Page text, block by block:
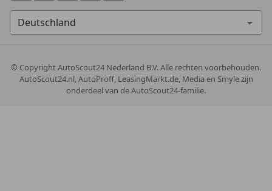
© CopyrightAutoScout24 Nederland B.V. Alle rechten voorbehouden.
AutoScout24.nl, AutoProff, LeasingMarkt.de, Media en Smyle zijn
onderdeel van de AutoScout24-familie.